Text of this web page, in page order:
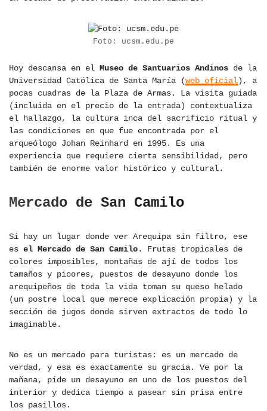
Foto: ucsm.edu.pe
Hoy descansa en el Museo de Santuarios Andinos de la
Universidad Católica de Santa María (web oficial), a
pocas cuadras de la Plaza de Armas. La visita guiada
(incluida en el precio de la entrada) contextualiza
el hallazgo, la cultura inca del sacrificio ritual y
las condiciones en que fue encontrada por el
arqueólogo Johan Reinhard en 1995. Es una
experiencia que requiere cierta sensibilidad, pero
también de enorme valor histórico y cultural.
Mercado de San Camilo
Si hay un lugar donde ver Arequipa sin filtro, ese
es el Mercado de San Camilo. Frutas tropicales de
colores imposibles, montañas de ají de todos los
tamaños y picores, puestos de desayuno donde los
arequipeños de toda la vida toman su queso helado
(un postre local que merece explicación propia) y la
sección de jugos donde sirven extractos de todo lo
imaginable.
No es un mercado para turistas: es un mercado de
verdad, y esa es exactamente su gracia. Ve por la
mañana, pide un desayuno en uno de los puestos del
interior y dedica tiempo a pasear sin prisa entre
los pasillos.